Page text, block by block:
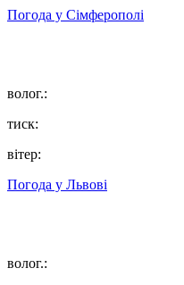
Погода у Сімферополі
волог.:
тиск:
вітер:
Погода у Львові
волог.: